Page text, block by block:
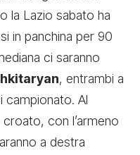
la Lazio sabato ha
in panchina per 90
ci saranno
, entrambi a
campionato. Al
con l’armeno
a destra